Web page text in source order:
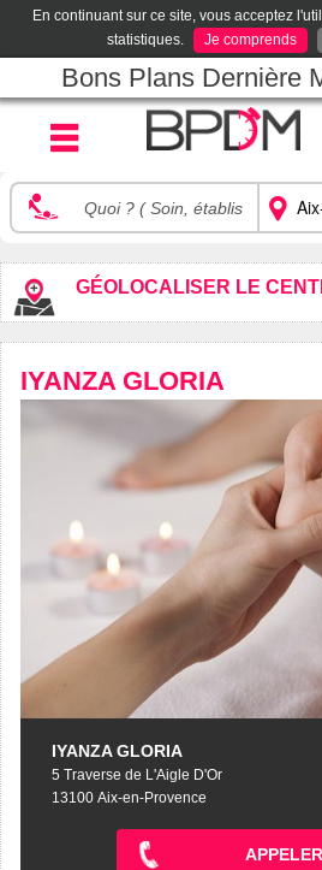
En continuant sur ce site, vous acceptez
statistiques.
Je comprends
Bons Plans Dernière
GÉOLOCALISER LE
IYANZA GLORIA
IYANZA GLORIA
5 Traverse de L'Aigle D'Or
13100 Aix-en-Provence
APPELER